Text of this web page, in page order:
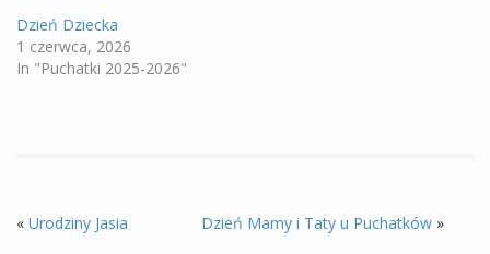
Dzień Dziecka
1 czerwca, 2026
In "Puchatki 2025-2026"
« Urodziny Jasia Dzień Mamy i Taty u Puchatków»